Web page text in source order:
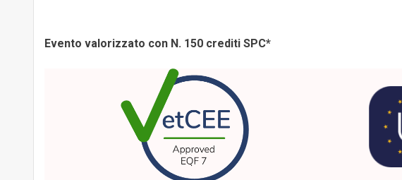
Evento valorizzato con N. 150 crediti SPC*